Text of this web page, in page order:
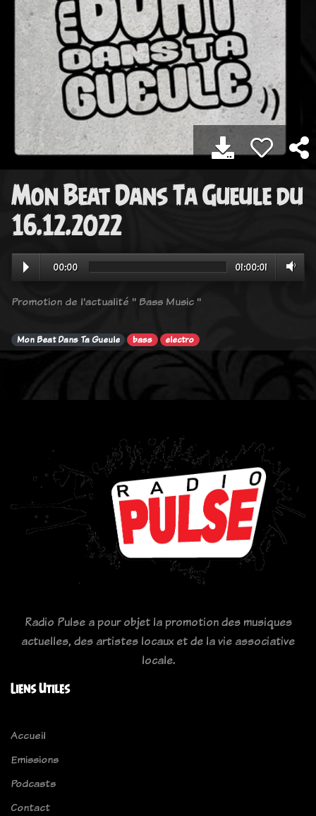
Mon Beat Dans Ta Gueule du
16.12.2022
00:00 01:00:01
Promotion de l'actualité " Bass Music "
Mon Beat Dans Ta Gueule bass electro
Radio Pulse a pour objet la promotion des musiques
actuelles, des artistes locaux et de la vie associative
locale.
Liens Utiles
Accueil
Emissions
Podcasts
Contact